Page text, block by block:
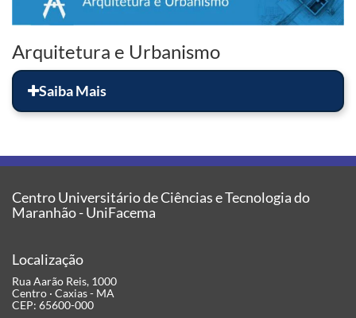
Arquitetura e Urbanismo
Saiba Mais
Centro Universitário de Ciências e Tecnologia do
Maranhão - UniFacema
Localização
Rua Aarão Reis, 1000
Centro · Caxias - MA
CEP: 65600-000